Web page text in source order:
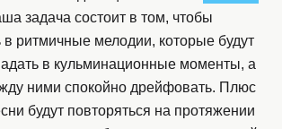
задача состоит в том, чтобы
в ритмичные мелодии, которые будут
в кульминационные моменты, а
ними спокойно дрейфовать. Плюс
будут повторяться на протяжении